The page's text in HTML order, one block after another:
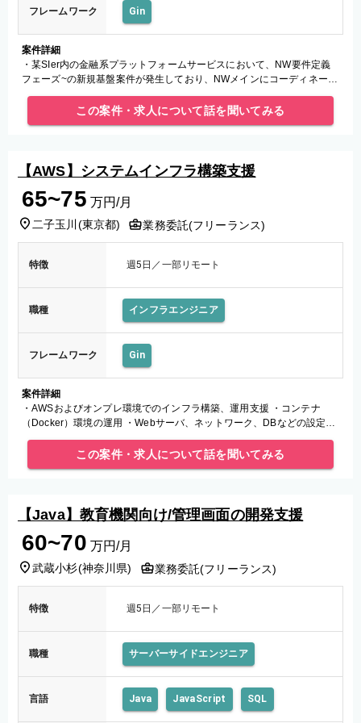
フレームワーク Gin
案件詳細
・某SIer内の金融系プラットフォームサービスにおいて、NW要件定義
フェーズ~の新規基盤案件が発生しており、NWメインにコーディネート
ができる人材として業務をご担当していただきます。
この案件・求人について話を聞いてみる
【AWS】システムインフラ構築支援
65~75 万円/月
二子玉川 (東京都) 業務委託(フリーランス)
特徴 週5日／一部リモート
職種 インフラエンジニア
フレームワーク Gin
案件詳細
・AWSおよびオンプレ環境でのインフラ構築、運用支援 ・コンテナ
（Docker）環境の運用 ・Webサーバ、ネットワーク、DBなどの設定、
保守
この案件・求人について話を聞いてみる
【Java】教育機関向け/管理画面の開発支援
60~70 万円/月
武蔵小杉(神奈川県) 業務委託(フリーランス)
特徴 週5日／一部リモート
職種 サーバーサイドエンジニア
言語 Java JavaScript SQL